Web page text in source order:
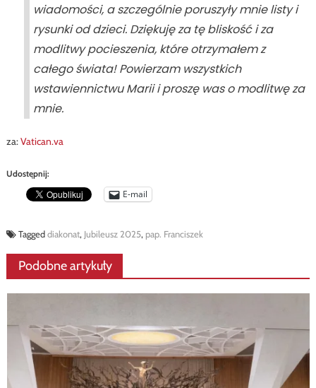
wiadomości, a szczególnie poruszyły mnie listy i
rysunki od dzieci. Dziękuję za tę bliskość i za
modlitwy pocieszenia, które otrzymałem z
całego świata! Powierzam wszystkich
wstawiennictwu Marii i proszę was o modlitwę za
mnie.
za:Vatican.va
Udostępnij:
E-mail
Taggeddiakonat, Jubileusz 2025, pap. Franciszek
Podobne artykuły